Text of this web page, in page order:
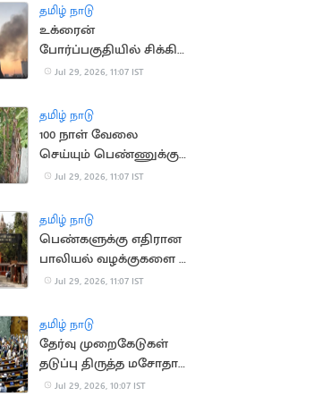
தமிழ் நாடு
உக்ரைன்
போர்ப்பகுதியில் சிக்கிய
இந்திய மாலுமிகளை
கோரிக்கை
Jul 29, 2026, 11:07 IST
தமிழ் நாடு
100 நாள் வேலை
செய்யும் பெண்ணுக்கு
ரூ.2.79 கோடி GST
Jul 29, 2026, 11:07 IST
தமிழ் நாடு
பெண்களுக்கு எதிரான
பாலியல் வழக்குகளை 2
மாதங்களில் முடிக்க
Jul 29, 2026, 11:07 IST
தமிழ் நாடு
தேர்வு முறைகேடுகள்
தடுப்பு திருத்த மசோதா
மக்களவையில்
Jul 29, 2026, 10:07 IST